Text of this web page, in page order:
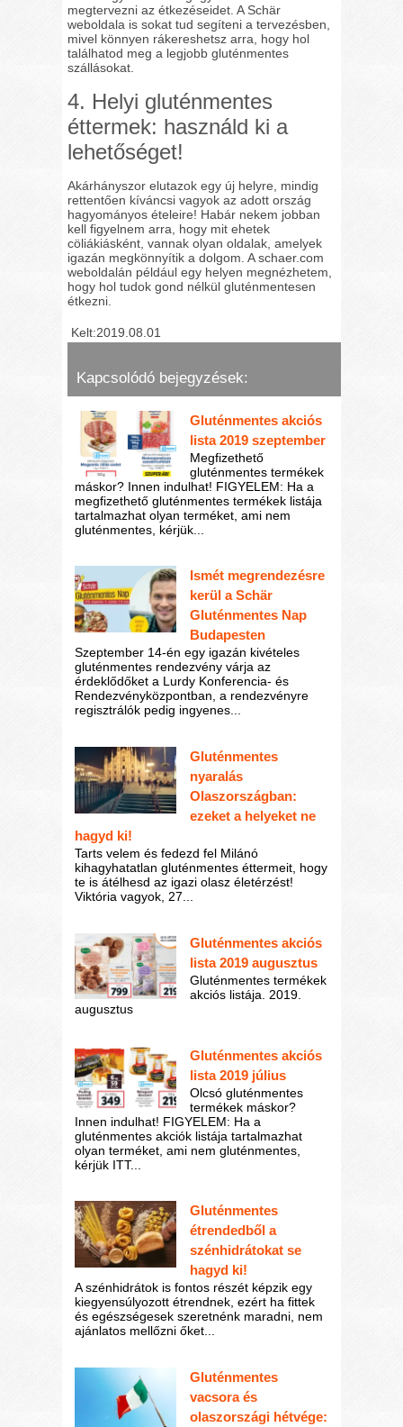
megtervezni az étkezéseidet. A Schär
weboldala is sokat tud segíteni a tervezésben,
mivel könnyen rákereshetsz arra, hogy hol
találhatod meg a legjobb gluténmentes
szállásokat.
4. Helyi gluténmentes
éttermek: használd ki a
lehetőséget!
Akárhányszor elutazok egy új helyre, mindig
rettentően kíváncsi vagyok az adott ország
hagyományos ételeire! Habár nekem jobban
kell figyelnem arra, hogy mit ehetek
cöliákiásként, vannak olyan oldalak, amelyek
igazán megkönnyítik a dolgom. A schaer.com
weboldalán például egy helyen megnézhetem,
hogy hol tudok gond nélkül gluténmentesen
étkezni.
Kelt:2019.08.01
Kapcsolódó bejegyzések:
Gluténmentes akciós
lista 2019 szeptember
Megfizethető
gluténmentes termékek
máskor? Innen indulhat! FIGYELEM: Ha a
megfizethető gluténmentes termékek listája
tartalmazhat olyan terméket, ami nem
gluténmentes, kérjük...
Ismét megrendezésre
kerül a Schär
Gluténmentes Nap
Budapesten
Szeptember 14-én egy igazán kivételes
gluténmentes rendezvény várja az
érdeklődőket a Lurdy Konferencia- és
Rendezvényközpontban, a rendezvényre
regisztrálók pedig ingyenes...
Gluténmentes
nyaralás
Olaszországban:
ezeket a helyeket ne
hagyd ki!
Tarts velem és fedezd fel Milánó
kihagyhatatlan gluténmentes éttermeit, hogy
te is átélhesd az igazi olasz életérzést!
Viktória vagyok, 27...
Gluténmentes akciós
lista 2019 augusztus
Gluténmentes termékek
akciós listája. 2019.
augusztus
Gluténmentes akciós
lista 2019 július
Olcsó gluténmentes
termékek máskor?
Innen indulhat! FIGYELEM: Ha a
gluténmentes akciók listája tartalmazhat
olyan terméket, ami nem gluténmentes,
kérjük ITT...
Gluténmentes
étrendedből a
szénhidrátokat se
hagyd ki!
A szénhidrátok is fontos részét képzik egy
kiegyensúlyozott étrendnek, ezért ha fittek
és egészségesek szeretnénk maradni, nem
ajánlatos mellőzni őket...
Gluténmentes
vacsora és
olaszországi hétvége: